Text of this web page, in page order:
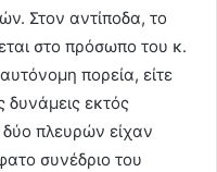
Στον αντίποδα, το
στο πρόσωπο του κ.
πορεία, είτε
δυνάμεις εκτός
δύο πλευρών είχαν
συνέδριο του